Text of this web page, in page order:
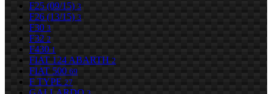
F25 (09/15) 3
F26 (13/15) 3
F30 3
F32 2
F430 1
FIAT 124 ABARTH 2
FIAT 500 69
F TYPE 27